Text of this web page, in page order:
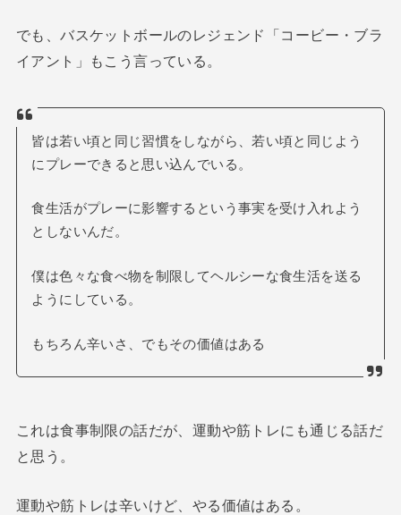
でも、バスケットボールのレジェンド「コービー・ブラ
イアント」もこう言っている。
皆は若い頃と同じ習慣をしながら、若い頃と同じよう
にプレーできると思い込んでいる。
食生活がプレーに影響するという事実を受け入れよう
としないんだ。
僕は色々な食べ物を制限してヘルシーな食生活を送る
ようにしている。
もちろん辛いさ、でもその価値はある
これは食事制限の話だが、運動や筋トレにも通じる話だ
と思う。
運動や筋トレは辛いけど、やる価値はある。